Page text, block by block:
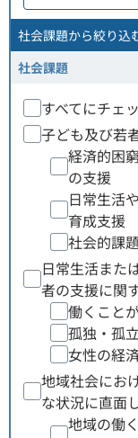
社会課題から絞り込
社会課題
すべてにチェ
子ども及び若
経済的困
の支援
日常生活
育成支援
社会的課
日常生活また
者の支援に関
働くこと
孤独・孤
女性の経
地域社会にお
な状況に直面
地域の働